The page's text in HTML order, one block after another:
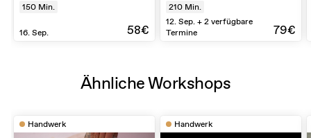
150 Min.
16. Sep. 58€
210 Min.
12. Sep. + 2 verfügbare
Termine
79€
Ähnliche Workshops
Handwerk Handwerk